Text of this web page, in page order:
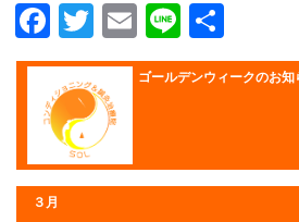
Facebook
Twitter
EmailLine
有
ゴールデンウィークのお知
３月